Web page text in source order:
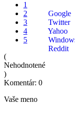
1
2
3
4
5
(
Nehodnotené
)
Google
Twitter
Yahoo
Reddit
Komentár: 0
Vaše meno